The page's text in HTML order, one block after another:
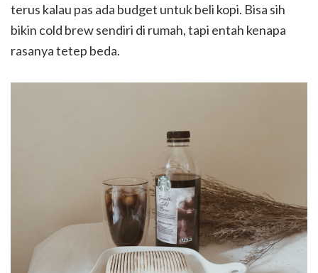
terus kalau pas ada budget untuk beli kopi. Bisa sih
bikin cold brew sendiri di rumah, tapi entah kenapa
rasanya tetep beda.